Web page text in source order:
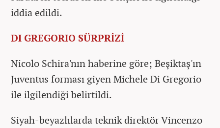
iddia edildi.
DI GREGORIO SÜRPRİZİ
Nicolo Schira'nın haberine göre; Beşiktaş'ın
Juventus forması giyen Michele Di Gregorio
ile ilgilendiği belirtildi.
Siyah-beyazlılarda teknik direktör Vincenzo